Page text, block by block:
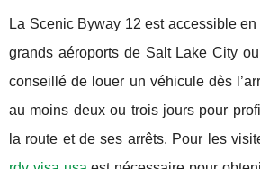
La Scenic Byway 12 est accessible
grands aéroports de Salt Lake City
conseillé de louer un véhicule dès
au moins deux ou trois jours pour
la route et de ses arrêts. Pour les